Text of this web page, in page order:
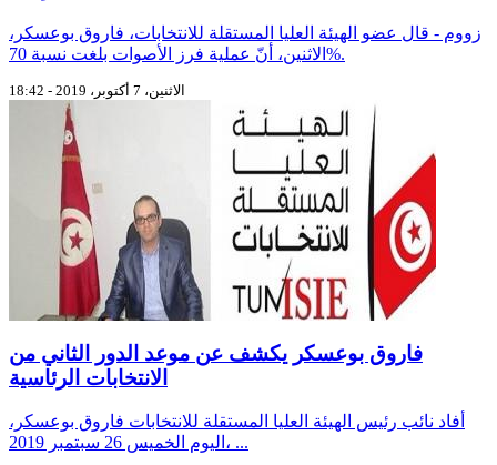
زووم - قال عضو الهيئة العليا المستقلة للانتخابات، فاروق بوعسكر،
الاثنين، أنّ عملية فرز الأصوات بلغت نسبة 70%.
الاثنين، 7 أكتوبر، 2019 - 18:42
فاروق بوعسكر يكشف عن موعد الدور الثاني من
الانتخابات الرئاسية
أفاد نائب رئيس الهيئة العليا المستقلة للانتخابات فاروق بوعسكر،
اليوم الخميس 26 سبتمبر 2019، ...